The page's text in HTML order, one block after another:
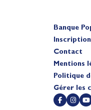
Banque
Contact
Mentions
Politique
Gérer les